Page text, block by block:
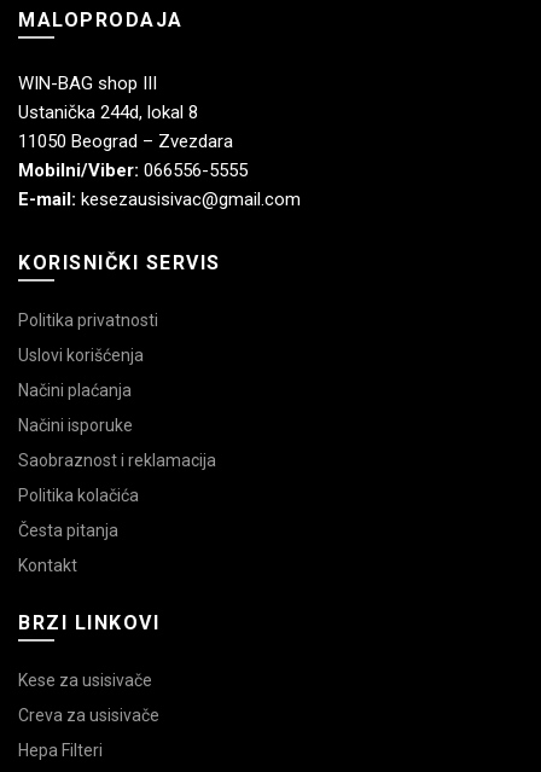
MALOPRODAJA
WIN-BAG shop III
Ustanička 244d, lokal 8
11050 Beograd – Zvezdara
Mobilni/Viber: 066556-5555
E-mail: kesezausisivac@gmail.com
KORISNIČKI SERVIS
Politika privatnosti
Uslovi korišćenja
Načini plaćanja
Načini isporuke
Saobraznost i reklamacija
Politika kolačića
Česta pitanja
Kontakt
BRZI LINKOVI
Kese za usisivače
Creva za usisivače
Hepa Filteri